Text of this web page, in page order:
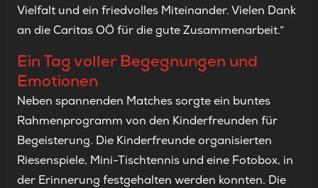
Vielfalt und ein friedvolles Miteinander. Vielen Dank
an die Caritas OÖ für die gute Zusammenarbeit.“
Ein Tag voller Begegnungen und
Emotionen
Neben spannenden Matches sorgte ein buntes
Rahmenprogramm von den Kinderfreunden für
Begeisterung. Die Kinderfreunde organisierten
Riesenspiele, Mini-Tischtennis und eine Fotobox, in
der Erinnerung festgehalten werden konnten. Die